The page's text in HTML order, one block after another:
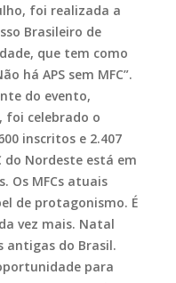
foi realizada a
Brasileiro de
que tem como
há APS sem MFC”.
do evento,
foi celebrado o
inscritos e 2.407
do Nordeste está em
Os MFCs atuais
de protagonismo. É
vez mais. Natal
antigas do Brasil.
para